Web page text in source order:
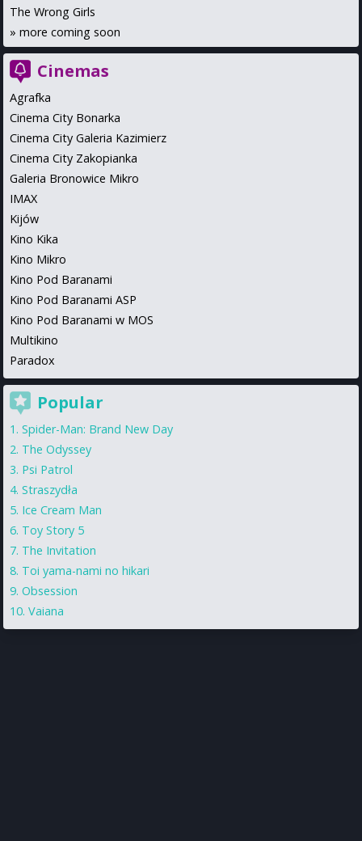
The Wrong Girls
» more coming soon
Cinemas
Agrafka
Cinema City Bonarka
Cinema City Galeria Kazimierz
Cinema City Zakopianka
Galeria Bronowice Mikro
IMAX
Kijów
Kino Kika
Kino Mikro
Kino Pod Baranami
Kino Pod Baranami ASP
Kino Pod Baranami w MOS
Multikino
Paradox
Popular
Spider-Man: Brand New Day
The Odyssey
Psi Patrol
Straszydła
Ice Cream Man
Toy Story 5
The Invitation
Toi yama-nami no hikari
Obsession
Vaiana